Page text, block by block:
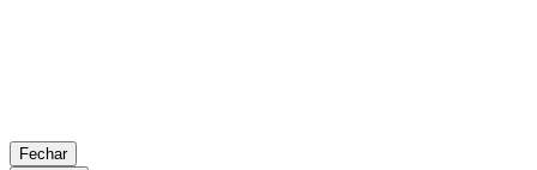
Fechar